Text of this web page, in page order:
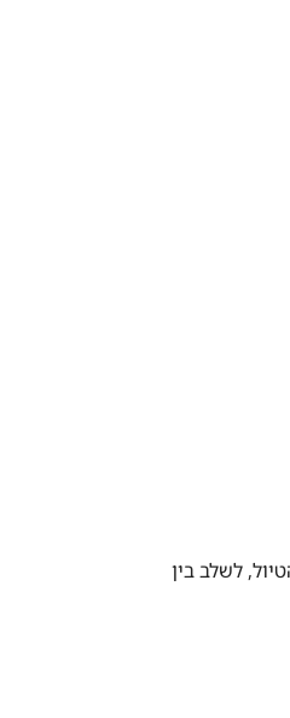
לשלב בין